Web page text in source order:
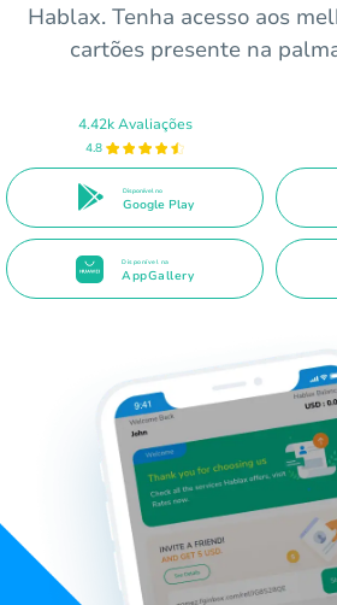
Hablax. Tenha acesso aos
cartões presente na
4.42k Avaliações
4.8
Disponível no
Google Play
Disponível na
AppGallery